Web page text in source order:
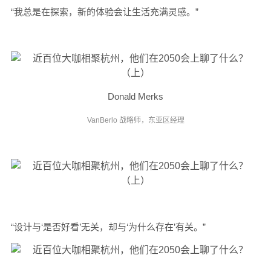
“我总是在探索，新的体验会让生活充满灵感。”
Donald Merks
VanBerlo 战略师，东亚区经理
“设计与‘是否好看’无关，却与‘为什么存在’有关。”